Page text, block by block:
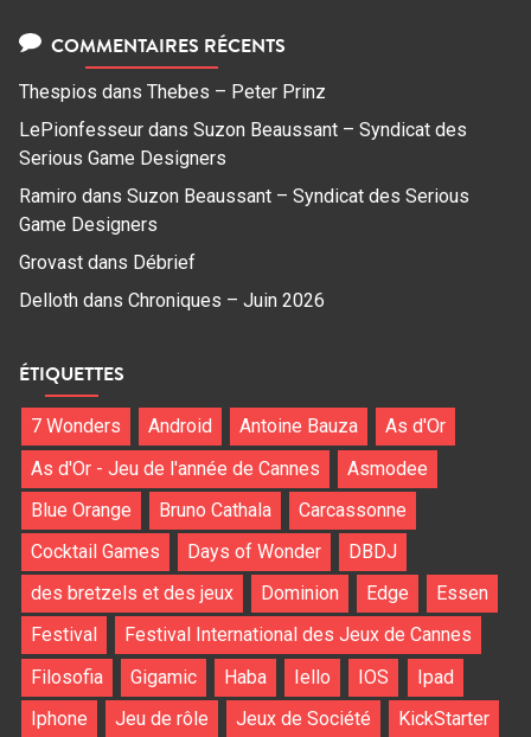
COMMENTAIRES RÉCENTS
Thespios dans Thebes – Peter Prinz
LePionfesseur dans Suzon Beaussant – Syndicat des
Serious Game Designers
Ramiro dans Suzon Beaussant – Syndicat des Serious
Game Designers
Grovast dans Débrief
Delloth dans Chroniques – Juin 2026
ÉTIQUETTES
7 Wonders Android Antoine Bauza
As d'Or
As d'Or - Jeu de l'année de Cannes
Asmodee
Blue Orange
Bruno Cathala
Carcassonne
Cocktail Games
Days of Wonder
DBDJ
des bretzels et des jeux
Dominion Edge
Essen
Festival
Festival International des Jeux de Cannes
Filosofia
Gigamic Haba Iello IOS
Ipad
Iphone
Jeu de rôle Jeux de Société KickStarter